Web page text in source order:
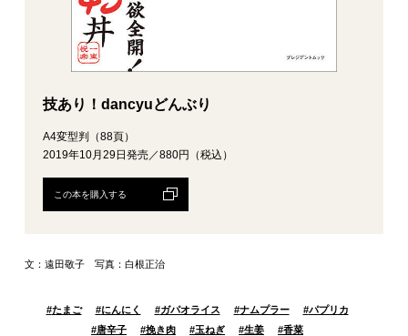
技あり！dancyuどんぶり
A4変型判（88頁）
2019年10月29日発売／880円（税込）
この本を購入する
文：遠田敬子 写真：白根正治
#たまご #にんにく #ガパオライス #ナムプラー #パプリカ
#唐辛子 #挽き肉 #玉ねぎ #生姜 #香菜